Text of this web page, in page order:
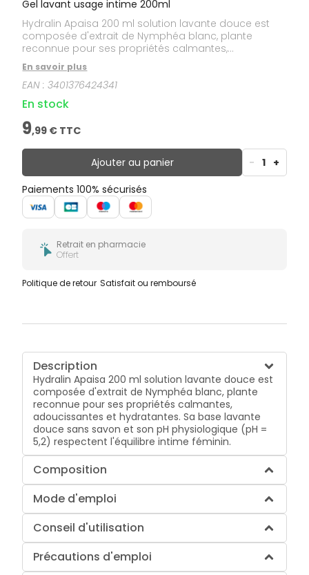
Gel lavant usage intime 200ml
Hydralin Apaisa 200 ml solution lavante douce est
composée d'extrait de Nymphéa blanc, plante
reconnue pour ses propriétés calmantes,
adoucissantes et hydratantes. Sa base lavante
douce sans savon et son pH physiologique (pH =
5,2) respectent l'équilibre intime féminin.
En savoir plus
EAN :3401376424341
En stock
9,99 € TTC
Ajouter au panier - 1 +
Paiements 100% sécurisés
Retrait en pharmacie
Offert
Politique de retour Satisfait ou remboursé
Description
Hydralin Apaisa 200 ml solution lavante douce est
composée d'extrait de Nymphéa blanc, plante
reconnue pour ses propriétés calmantes,
adoucissantes et hydratantes. Sa base lavante
douce sans savon et son pH physiologique (pH =
5,2) respectent l'équilibre intime féminin.
Composition
Mode d'emploi
Conseil d'utilisation
Précautions d'emploi